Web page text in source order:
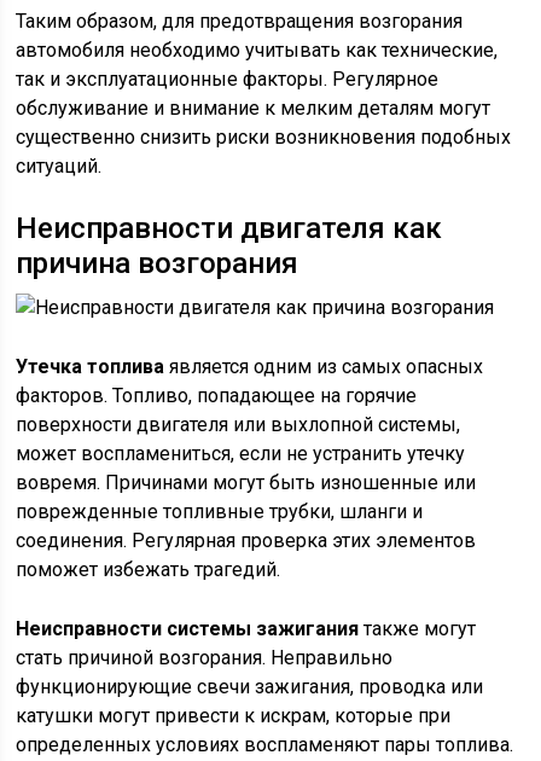
Таким образом, для предотвращения возгорания
автомобиля необходимо учитывать как технические,
так и эксплуатационные факторы. Регулярное
обслуживание и внимание к мелким деталям могут
существенно снизить риски возникновения подобных
ситуаций.
Неисправности двигателя как
причина возгорания
Утечка топлива является одним из самых опасных
факторов. Топливо, попадающее на горячие
поверхности двигателя или выхлопной системы,
может воспламениться, если не устранить утечку
вовремя. Причинами могут быть изношенные или
поврежденные топливные трубки, шланги и
соединения. Регулярная проверка этих элементов
поможет избежать трагедий.
Неисправности системы зажиганиятакже могут
стать причиной возгорания. Неправильно
функционирующие свечи зажигания, проводка или
катушки могут привести к искрам, которые при
определенных условиях воспламеняют пары топлива.